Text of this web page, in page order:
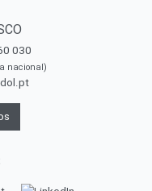
030
nacional)